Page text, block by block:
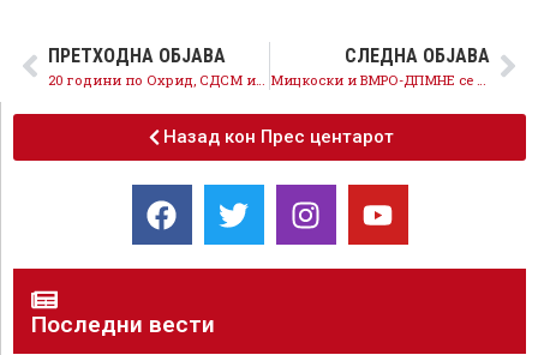
ПРЕТХОДНА ОБЈАВА
20 години по Охрид, СДСМ им честита на сите граѓани за изградбата на нашето успешно, современо, Едно општество за сите
СЛЕДНА ОБЈАВА
Мицкоски и ВМРО-ДПМНЕ се уште заглавени во поделбите на граѓаните бгеањето од Рамковниот договор го потврдува тоа
Назад кон Прес центарот
Последни вести